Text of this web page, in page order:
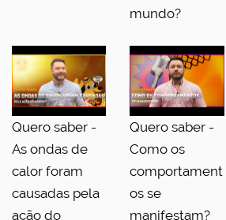
mundo?
Quero saber -
As ondas de
calor foram
causadas pela
ação do
Quero saber -
Como os
comportament
os se
manifestam?